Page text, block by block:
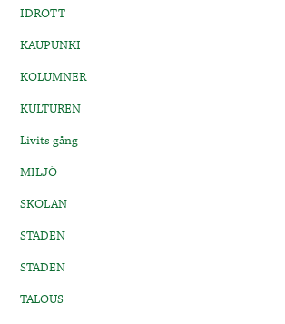
IDROTT
KAUPUNKI
KOLUMNER
KULTUREN
Livits gång
MILJÖ
SKOLAN
STADEN
STADEN
TALOUS